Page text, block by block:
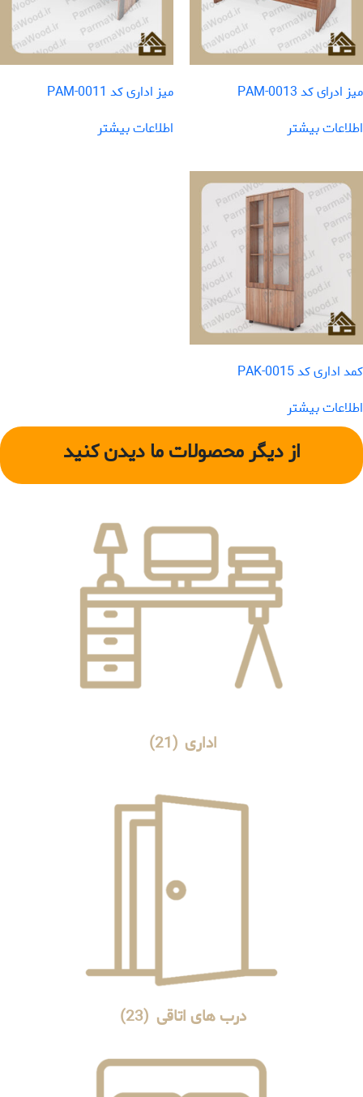
میز ادرای کد PAM-0013
اطلاعات بیشتر
میز اداری کد PAM-0011
اطلاعات بیشتر
کمد اداری کد PAK-0015
اطلاعات بیشتر
از دیگر محصولات ما دیدن کنید
اداری (21)
درب های اتاقی (23)